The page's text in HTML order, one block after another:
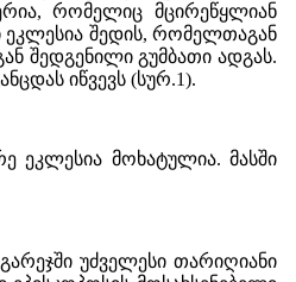
რომელიც მცირეწყლიან
ეკლესია შედის, რომელთაგან
შედგენილი გუმბათი ადგას.
იწვევს (სურ.1).
მოხატულია. მასში
უძველესი თარიღიანი